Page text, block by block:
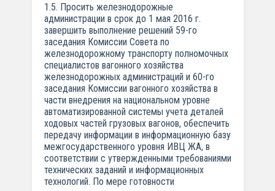
1.5. Просить железнодорожные
администрации в срок до 1 мая 2016 г.
завершить выполнение решений 59-го
заседания Комиссии Совета по
железнодорожному транспорту полномочных
специалистов вагонного хозяйства
железнодорожных администраций и 60-го
заседания Комиссии вагонного хозяйства в
части внедрения на национальном уровне
автоматизированной системы учета деталей
ходовых частей грузовых вагонов, обеспечить
передачу информации в информационную базу
межгосударственного уровня ИВЦ ЖА, в
соответствии с утвержденными требованиями
технических заданий и информационных
технологий. По мере готовности